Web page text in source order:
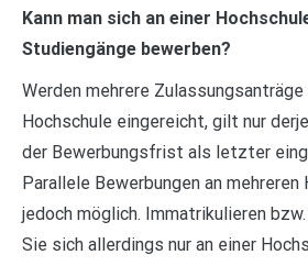
Kann man sich an einer
Studiengänge bewerben?
Werden mehrere
Hochschule eingereicht, gilt nur
der Bewerbungsfrist als letzter
Parallele Bewerbungen an mehreren
jedoch möglich. Immatrikulieren
Sie sich allerdings nur an einer